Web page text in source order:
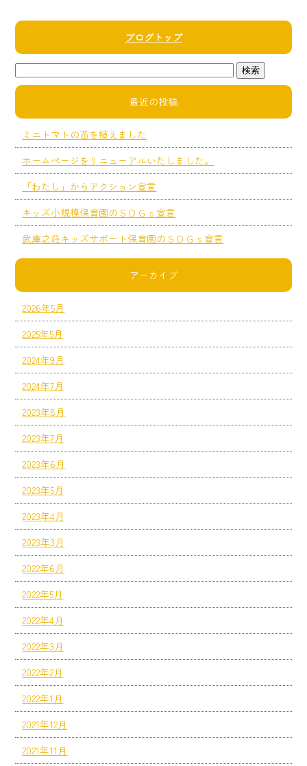
ブログトップ
最近の投稿
ミニトマトの苗を植えました
ホームページをリニューアルいたしました。
「わたし」からアクション宣言
キッズ小規模保育園のＳＤＧｓ宣言
武庫之荘キッズサポート保育園のＳＤＧｓ宣言
アーカイブ
2026年5月
2025年5月
2024年9月
2024年7月
2023年8月
2023年7月
2023年6月
2023年5月
2023年4月
2023年3月
2022年6月
2022年5月
2022年4月
2022年3月
2022年2月
2022年1月
2021年12月
2021年11月